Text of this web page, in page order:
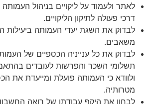
לאתר ולעמוד על ליקויים בניהול
דרכי פעולה לתיקון הליקויים.
לבדוק את השגת יעדי העמותה ביעילות
משאבים.
לבדוק את כל ענייניה הכספיים של
תשלומי השכר והפרשות לעובדים
ולוודא כי העמותה פועלת ומייעדת את
מטרותיה.
לבחון את היקף עבודתו של רואה